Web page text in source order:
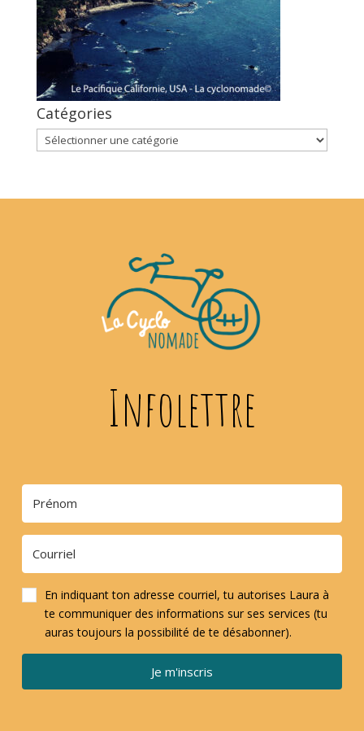
Catégories
Catégories
Infolettre
En indiquant ton adresse courriel, tu autorises Laura à
te communiquer des informations sur ses services (tu
auras toujours la possibilité de te désabonner).
Je m'inscris